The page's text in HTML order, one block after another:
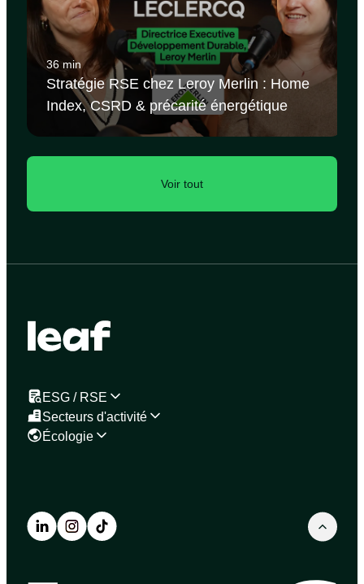
36 min
Stratégie RSE chez Leroy Merlin : Home
Index, CSRD & précarité énergétique
Voir tout
ESG / RSE
Secteurs d'activité
Écologie